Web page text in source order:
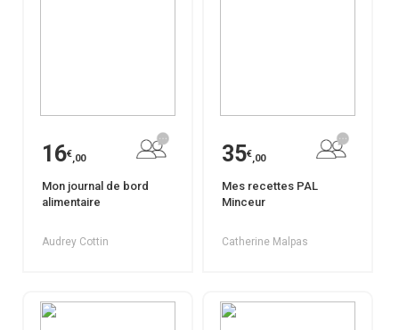
16€,00
Mon journal de bord
alimentaire
Audrey Cottin
35€,00
Mes recettes PAL
Minceur
Catherine Malpas